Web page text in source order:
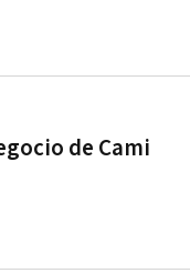
de Cami